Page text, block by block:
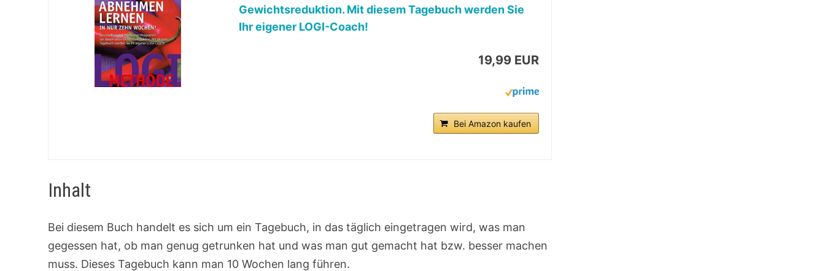
Gewichtsreduktion. Mit diesem Tagebuch werden Sie
Ihr eigener LOGI-Coach!
19,99 EUR
Bei Amazon kaufen
Inhalt
Bei diesem Buch handelt es sich um ein Tagebuch, in das täglich eingetragen wird, was man
gegessen hat, ob man genug getrunken hat und was man gut gemacht hat bzw. besser machen
muss. Dieses Tagebuch kann man 10 Wochen lang führen.